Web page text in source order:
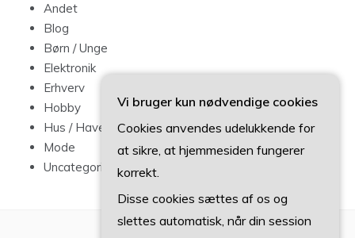
Andet
Blog
Børn / Unge
Elektronik
Erhverv
Hobby
Hus / Have
Mode
Uncategorized
Vi bruger kun nødvendige cookies
Cookies anvendes udelukkende for
at sikre, at hjemmesiden fungerer
korrekt.
Disse cookies sættes af os og
slettes automatisk, når din session